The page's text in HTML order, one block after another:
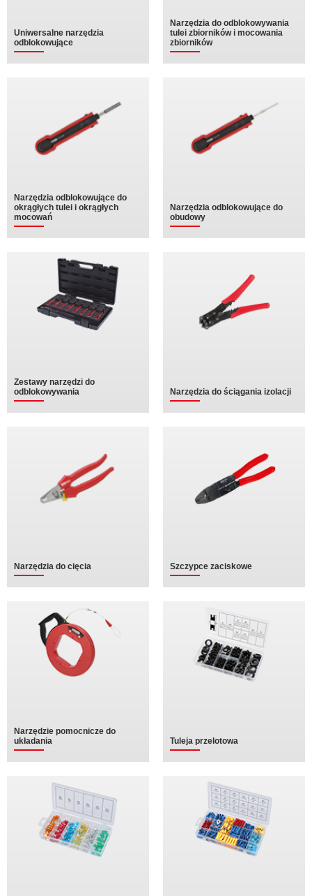
Uniwersalne narzędzia
odblokowujące
Narzędzia do odblokowywania
tulei zbiorników i mocowania
zbiorników
Narzędzia odblokowujące do
okrągłych tulei i okrągłych
mocowań
Narzędzia odblokowujące do
obudowy
Zestawy narzędzi do
odblokowywania
Narzędzia do ściągania izolacji
Narzędzia do cięcia Szczypce zaciskowe
Narzędzie pomocnicze do
układania
Tuleja przelotowa